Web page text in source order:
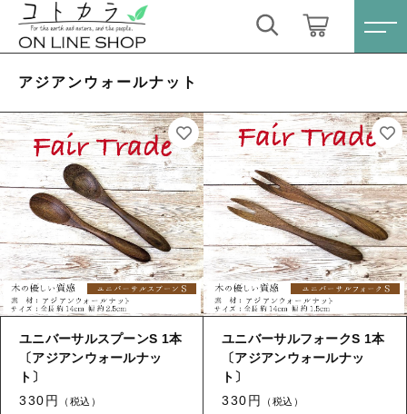
アジアンウォールナット
ユニバーサルスプーンS 1本
〔アジアンウォールナッ
ト〕
330円
（税込）
ユニバーサルフォークS 1本
〔アジアンウォールナッ
ト〕
330円
（税込）
ログイン / 会員登録
お気に入り
すべての商品
スキンケア・石鹸
HINOKI（土佐ヒノキ）シリーズ
サステナブル歯ブラシ・歯磨き粉
すべて
スキンケア・石鹸
HINOKI（土佐ヒノキ）シリーズ
サステナブル歯ブラシ・歯磨き粉
タオル/ハンカチ
キーワード検索
こだわり検索
親カテゴリ
子カテゴリ
価格帯